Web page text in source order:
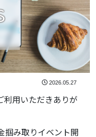
2026.05.27
利用いただきありが
掴み取りイベント開